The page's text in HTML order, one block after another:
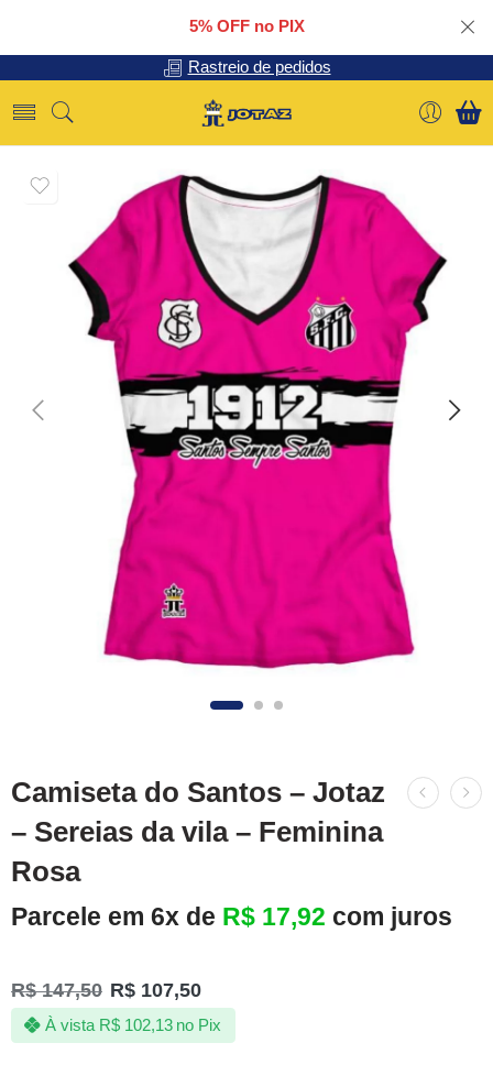
5% OFF no PIX
Rastreio de pedidos
Camiseta do Santos – Jotaz
– Sereias da vila – Feminina
Rosa
Parcele em 6x de R$ 17,92 com juros
R$147,50 R$ 107,50
À vista R$102,13 no Pix